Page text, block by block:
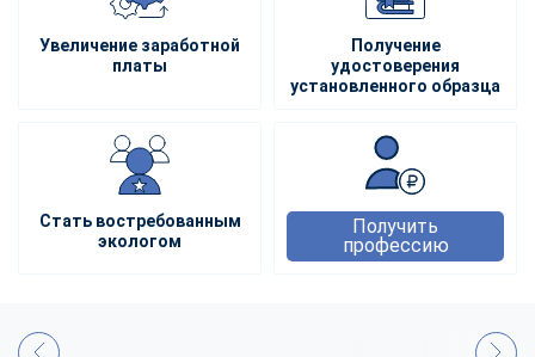
Увеличение заработной
платы
Получение
удостоверения
установленного образца
Стать востребованным
экологом
Получить
профессию